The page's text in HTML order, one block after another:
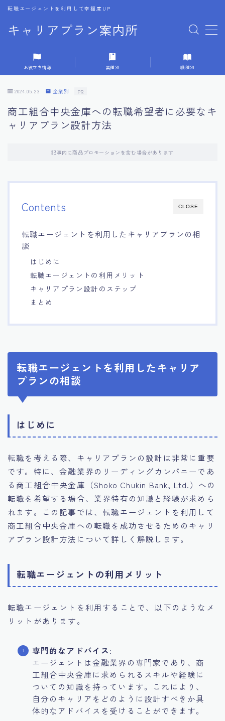
キャリアプラン案内所
転職エージェントを利用して幸福度UP
MENU
1.転職エージェントの選び方
3.キャリア相談時の質問リスト
4.キャリア目標設定の方法
5.キャリアチェンジの体験談
6.専門家からのアドバイス集
7.エージェント面談のポイント
8.非公開求人の魅力
9.年代別の目標設定ポイント
10.エージェント利用時の注意点
11.転職相談で分かる自分の強み
12.異業種への転職成功手法
14.エージェント利用者の成功事例集
お役立ち情報 業種別 職種別
2024.05.23 企業別 PR
商工組合中央金庫への転職希望者に必要なキ
ャリアプラン設計方法
記事内に商品プロモーションを含む場合があります
CLOSE
Contents
転職エージェントを利用したキャリアプランの相
談
はじめに
転職エージェントの利用メリット
キャリアプラン設計のステップ
まとめ
転職エージェントを利用したキャリア
プランの相談
はじめに
転職を考える際、キャリアプランの設計は非常に重要
です。特に、金融業界のリーディングカンパニーであ
る商工組合中央金庫（Shoko Chukin Bank, Ltd.）への
転職を希望する場合、業界特有の知識と経験が求めら
れます。この記事では、転職エージェントを利用して
商工組合中央金庫への転職を成功させるためのキャリ
アプラン設計方法について詳しく解説します。
転職エージェントの利用メリット
転職エージェントを利用することで、以下のようなメ
リットがあります。
専門的なアドバイス:
エージェントは金融業界の専門家であり、商
工組合中央金庫に求められるスキルや経験に
ついての知識を持っています。これにより、
自分のキャリアをどのように設計すべきか具
体的なアドバイスを受けることができます。